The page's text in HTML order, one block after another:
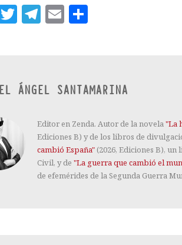
Twitter
Telegram
Email
ÁNGEL SANTAMARINA
Editor en Zenda. Autor de la novela "La
Ediciones B) y de los libros de
cambió España" (2026, Ediciones B),
Civil, y de "La guerra que cambió el
de efemérides de la Segunda Guerra